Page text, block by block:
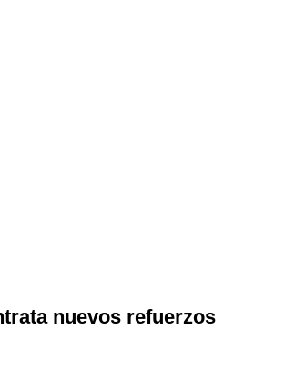
nuevos refuerzos